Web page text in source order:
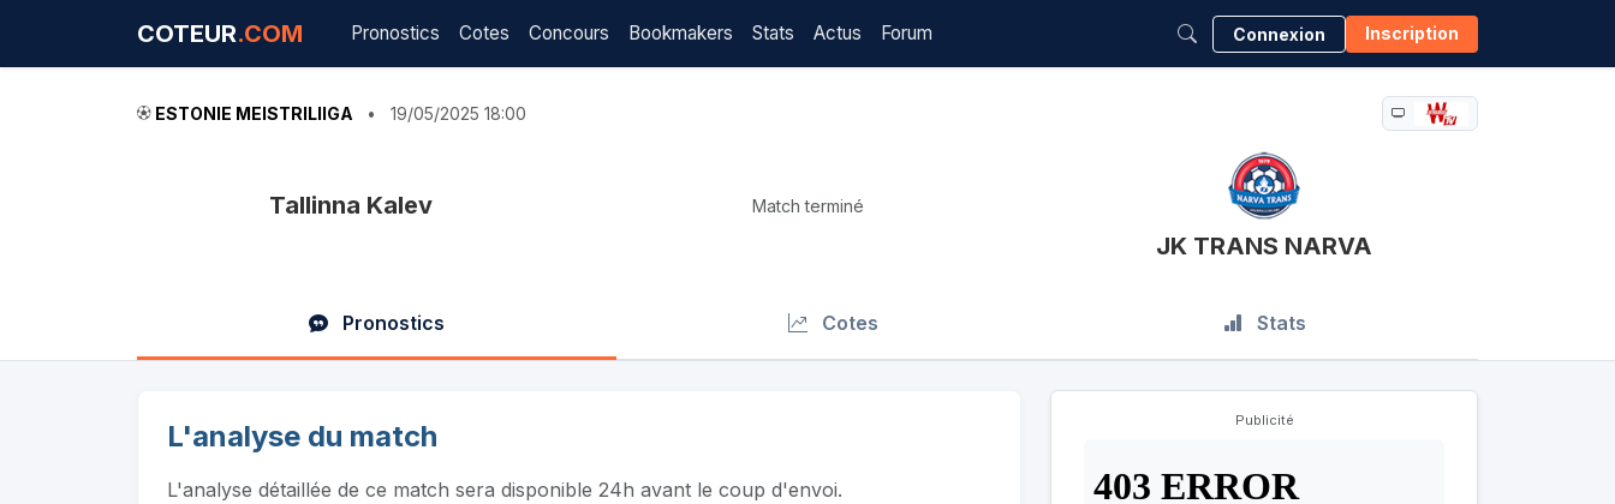
COTEUR.COM Pronostics Cotes Concours Bookmakers Stats Actus Forum Connexion Inscription
ESTONIE MEISTRILIIGA • 19/05/2025 18:00
Tallinna Kalev Match terminé
JK TRANS NARVA
Pronostics Cotes Stats
L'analyse du match
L'analyse détaillée de ce match sera disponible 24h avant le coup d'envoi.
Publicité